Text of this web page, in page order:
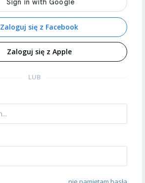
Zaloguj się z Facebook
Zaloguj się z Apple
LUB